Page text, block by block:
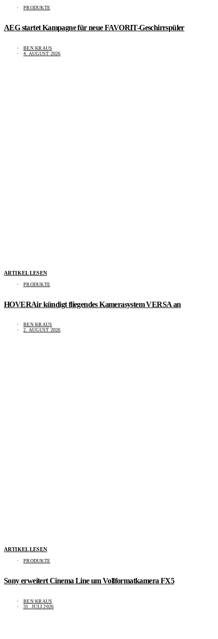
PRODUKTE
AEG startet Kampagne für neue FAVORIT-Geschirrspüler
BEN KRAUS
4. AUGUST 2026
ARTIKEL LESEN
PRODUKTE
HOVERAir kündigt fliegendes Kamerasystem VERSA an
BEN KRAUS
2. AUGUST 2026
ARTIKEL LESEN
PRODUKTE
Sony erweitert Cinema Line um Vollformatkamera FX5
BEN KRAUS
31. JULI 2026